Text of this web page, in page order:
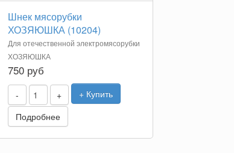
Шнек мясорубки
ХОЗЯЮШКА (10204)
Для отечественной электромясорубки
ХОЗЯЮШКА
750 руб
- +
+ Купить
Подробнее